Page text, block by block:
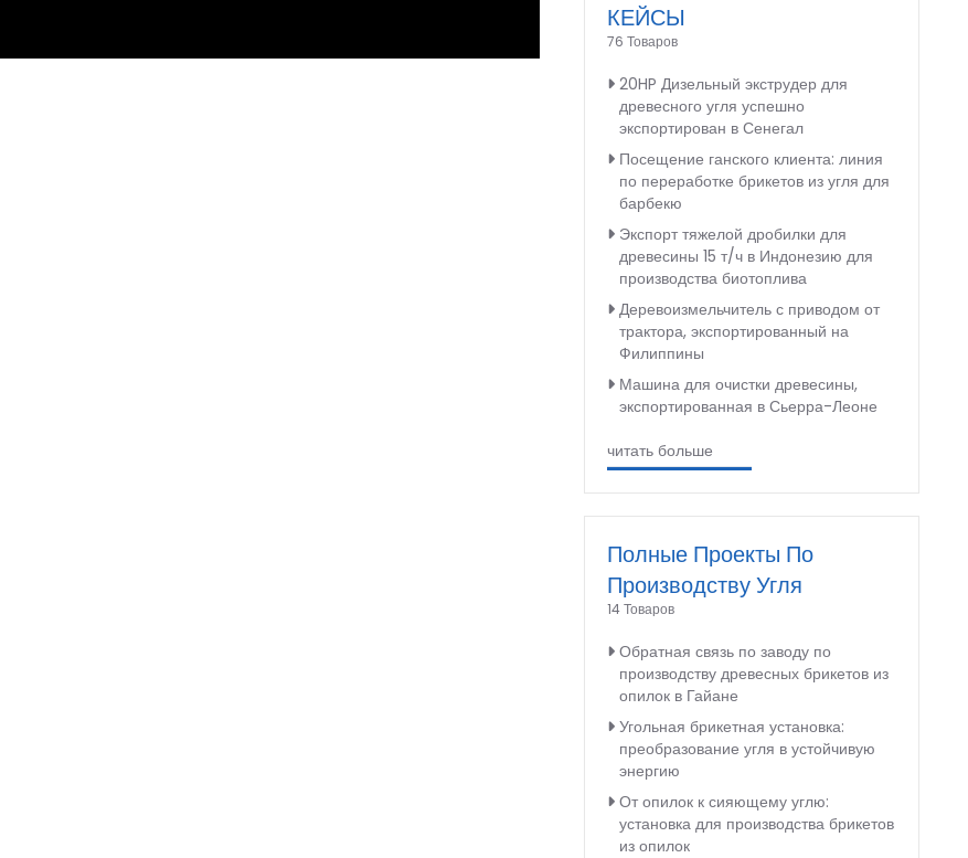
КЕЙСЫ
76 Товаров
20HP Дизельный экструдер для
древесного угля успешно
экспортирован в Сенегал
Посещение ганского клиента: линия
по переработке брикетов из угля для
барбекю
Экспорт тяжелой дробилки для
древесины 15 т/ч в Индонезию для
производства биотоплива
Деревоизмельчитель с приводом от
трактора, экспортированный на
Филиппины
Машина для очистки древесины,
экспортированная в Сьерра-Леоне
читать больше
Полные Проекты По
Производству Угля
14 Товаров
Обратная связь по заводу по
производству древесных брикетов из
опилок в Гайане
Угольная брикетная установка:
преобразование угля в устойчивую
энергию
От опилок к сияющему углю:
установка для производства брикетов
из опилок